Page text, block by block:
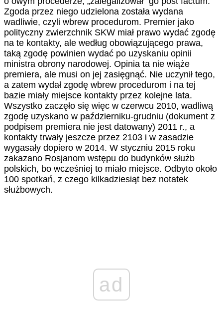
Zgoda przez niego udzielona została wydana
wadliwie, czyli wbrew procedurom. Premier jako
polityczny zwierzchnik SKW miał prawo wydać zgodę
na te kontakty, ale według obowiązującego prawa,
taką zgodę powinien wydać po uzyskaniu opinii
ministra obrony narodowej. Opinia ta nie wiąże
premiera, ale musi on jej zasięgnąć. Nie uczynił tego,
a zatem wydał zgodę wbrew procedurom i na tej
bazie miały miejsce kontakty przez kolejne lata.
Wszystko zaczęło się więc w czerwcu 2010, wadliwą
zgodę uzyskano w październiku-grudniu (dokument z
podpisem premiera nie jest datowany) 2011 r., a
kontakty trwały jeszcze przez 2103 i w zasadzie
wygasały dopiero w 2014. W styczniu 2015 roku
zakazano Rosjanom wstępu do budynków służb
polskich, bo wcześniej to miało miejsce. Odbyto około
100 spotkań, z czego kilkadziesiąt bez notatek
służbowych.
ad